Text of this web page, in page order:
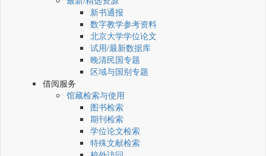
新书通报
数字教学参考资料
北京大学学位论文
试用/最新数据库
晚清民国专题
区域与国别专题
借阅服务
馆藏检索与使用
图书检索
期刊检索
学位论文检索
特殊文献检索